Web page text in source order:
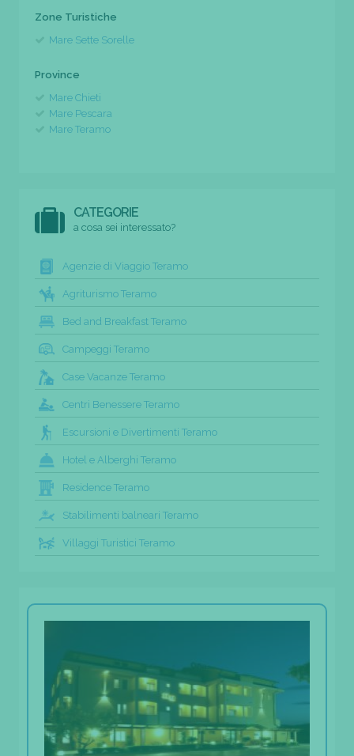
Zone Turistiche
Mare Sette Sorelle
Province
Mare Chieti
Mare Pescara
Mare Teramo
CATEGORIE
a cosa sei interessato?
Agenzie di Viaggio Teramo
Agriturismo Teramo
Bed and Breakfast Teramo
Campeggi Teramo
Case Vacanze Teramo
Centri Benessere Teramo
Escursioni e Divertimenti Teramo
Hotel e Alberghi Teramo
Residence Teramo
Stabilimenti balneari Teramo
Villaggi Turistici Teramo